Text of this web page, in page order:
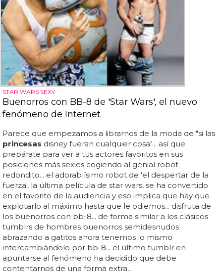
STAR WARS SEXY
Buenorros con BB-8 de 'Star Wars', el nuevo
fenómeno de Internet
Parece que empezamos a librarnos de la moda de "si las
princesas disney fueran cualquier cosa"... así que
prepárate para ver a tus actores favoritos en sus
posiciones más sexies cogiendo al genial robot
redondito... el adorablísimo robot de 'el despertar de la
fuerza', la última película de star wars, se ha convertido
en el favorito de la audiencia y eso implica que hay que
explotarlo al máximo hasta que le odiemos... disfruta de
los buenorros con bb-8... de forma similar a los clásicos
tumblrs de hombres buenorros semidesnudos
abrazando a gatitos ahora tenemos lo mismo
intercambiándolo por bb-8... el último tumblr en
apuntarse al fenómeno ha decidido que debe
contentarnos de una forma extra...